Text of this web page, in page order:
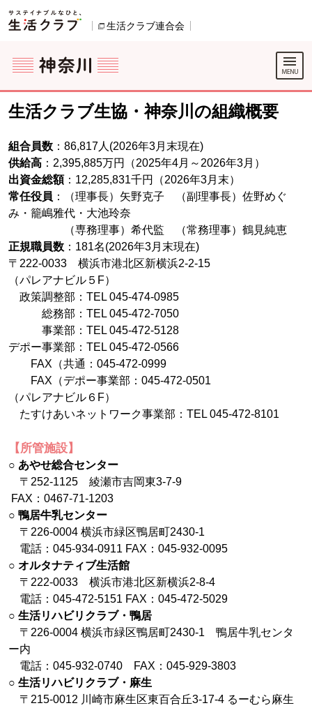
ページの先頭です。
生活クラブ連合会
ここからサイト内共通メニューです。
サイト内共通メニューをスキップする
サイト内共通メニューここまで。
ここから現在位置です。
生活クラブ生協・神奈川の組織概要
組合員数 ：86,817人(2026年3月末現在)
供給高 ：2,395,885万円（2025年4月～2026年3月）
出資金総額：12,285,831千円（2026年3月末）
常任役員 ：（理事長）矢野克子 （副理事長）佐野めぐ
み・籠嶋雅代・大池玲奈
（専務理事）希代監 （常務理事）鶴見純恵
正規職員数 ：181名(2026年3月末現在)
〒222-0033 横浜市港北区新横浜2-2-15
（パレアナビル５F）
政策調整部：TEL 045-474-0985
総務部：TEL 045-472-7050
事業部：TEL 045-472-5128
デポー事業部：TEL 045-472-0566
FAX（共通：045-472-0999
FAX（デポー事業部：045-472-0501
（パレアナビル６F）
たすけあいネットワーク事業部：TEL 045-472-8101
【所管施設】
○ あやせ総合センター
〒252-1125 綾瀬市吉岡東3-7-9
FAX：0467-71-1203
○ 鴨居牛乳センター
〒226-0004 横浜市緑区鴨居町2430-1
電話：045-934-0911 FAX：045-932-0095
○ オルタナティブ生活館
〒222-0033 横浜市港北区新横浜2-8-4
電話：045-472-5151 FAX：045-472-5029
○ 生活リハビリクラブ・鴨居
〒226-0004 横浜市緑区鴨居町2430-1 鴨居牛乳センタ
ー内
電話：045-932-0740 FAX：045-929-3803
○ 生活リハビリクラブ・麻生
〒215-0012 川崎市麻生区東百合丘3-17-4 るーむら麻生